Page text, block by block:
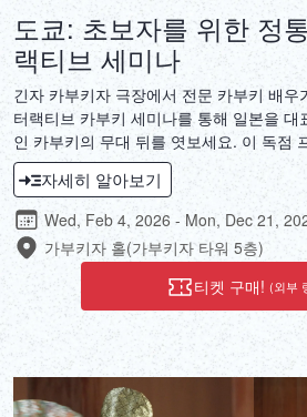
도쿄: 초보자를 위한 정
랙티브 세미나
긴자 카부키자 극장에서 전문 카부키 배우
터랙티브 카부키 세미나를 통해 일본을
인 카부키의 무대 뒤를 엿보세요. 이 독점
유구한 역사와 대표적인 기법에 대해 알아
자세히 알아보기
Wed, Feb 4, 2026 - Mon, Dec 21,
가부키자 홀(가부키자 타워 5층)
티켓 구매! (외부